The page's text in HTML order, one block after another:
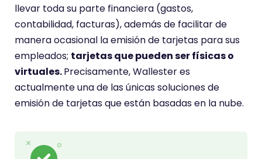
llevar toda su parte financiera (gastos,
contabilidad, facturas), además de facilitar de
manera ocasional la emisión de tarjetas para sus
empleados; tarjetas que pueden ser físicas o
virtuales.Precisamente, Wallester es
actualmente una de las únicas soluciones de
emisión de tarjetas que están basadas en la nube.